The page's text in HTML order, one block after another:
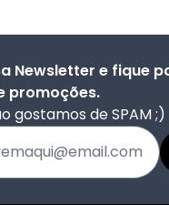
Newsletter e fique
promoções.
gostamos de SPAM ;)